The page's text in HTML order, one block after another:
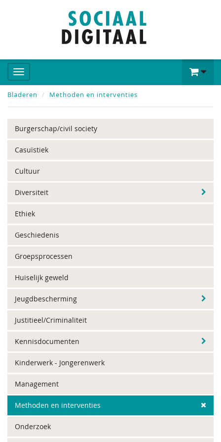
Bladeren Methoden en interventies
Burgerschap/civil society
Casuïstiek
Cultuur
Diversiteit
Ethiek
Geschiedenis
Groepsprocessen
Huiselijk geweld
Jeugdbescherming
Justitieel/Criminaliteit
Kennisdocumenten
Kinderwerk - Jongerenwerk
Management
Methoden en interventies
Onderzoek